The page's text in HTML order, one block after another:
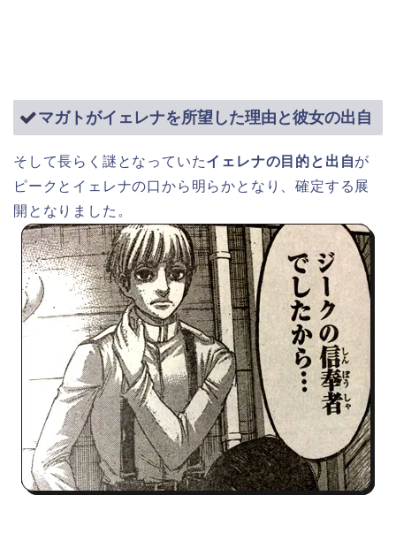
マガトがイェレナを所望した理由と彼女の出自
そして長らく謎となっていたイェレナの目的と出自が
ピークとイェレナの口から明らかとなり、確定する展
開となりました。